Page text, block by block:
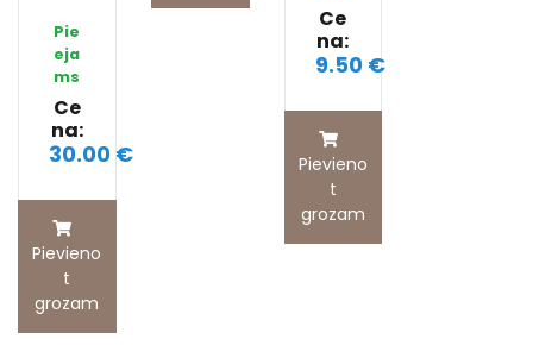
Pie
eja
ms
Ce
na:
30.00 €
Pievieno
t
grozam
Ce
na:
9.50 €
Pievieno
t
grozam